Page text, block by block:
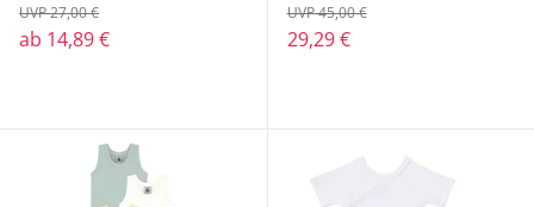
ab 14,89 €
UVP 27,00 €
29,29 €
UVP 45,00 €